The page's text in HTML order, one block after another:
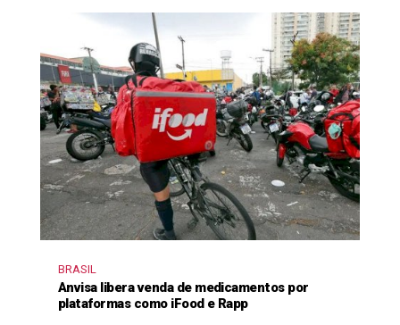
BRASIL
Anvisa libera venda de medicamentos por
plataformas como iFood e Rapp